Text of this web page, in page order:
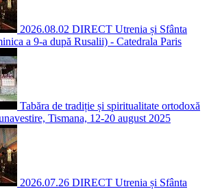
2026.08.02 DIRECT Utrenia și Sfânta
a 9-a după Rusalii) - Catedrala Paris
Tabăra de tradiție și spiritualitate ortodoxă
Tismana, 12-20 august 2025
2026.07.26 DIRECT Utrenia și Sfânta